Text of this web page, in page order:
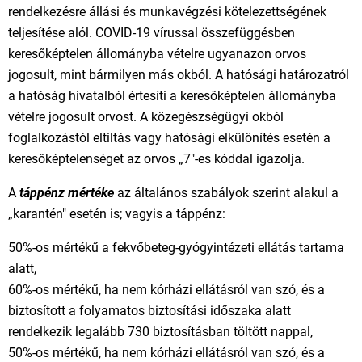
rendelkezésre állási és munkavégzési kötelezettségének
teljesítése alól. COVID-19 vírussal összefüggésben
keresőképtelen állományba vételre ugyanazon orvos
jogosult, mint bármilyen más okból. A hatósági határozatról
a hatóság hivatalból értesíti a keresőképtelen állományba
vételre jogosult orvost. A közegészségügyi okból
foglalkozástól eltiltás vagy hatósági elkülönítés esetén a
keresőképtelenséget az orvos „7"-es kóddal igazolja.
A táppénz mértéke az általános szabályok szerint alakul a
„karantén" esetén is; vagyis a táppénz:
50%-os mértékű a fekvőbeteg-gyógyintézeti ellátás tartama
alatt,
60%-os mértékű, ha nem kórházi ellátásról van szó, és a
biztosított a folyamatos biztosítási időszaka alatt
rendelkezik legalább 730 biztosításban töltött nappal,
50%-os mértékű, ha nem kórházi ellátásról van szó, és a